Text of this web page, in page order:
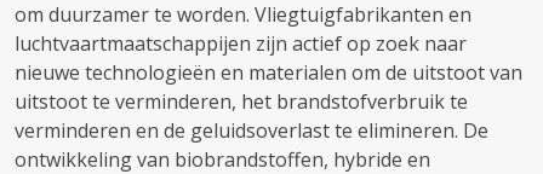
om duurzamer te worden. Vliegtuigfabrikanten en
luchtvaartmaatschappijen zijn actief op zoek naar
nieuwe technologieën en materialen om de uitstoot van
uitstoot te verminderen, het brandstofverbruik te
verminderen en de geluidsoverlast te elimineren. De
ontwikkeling van biobrandstoffen, hybride en